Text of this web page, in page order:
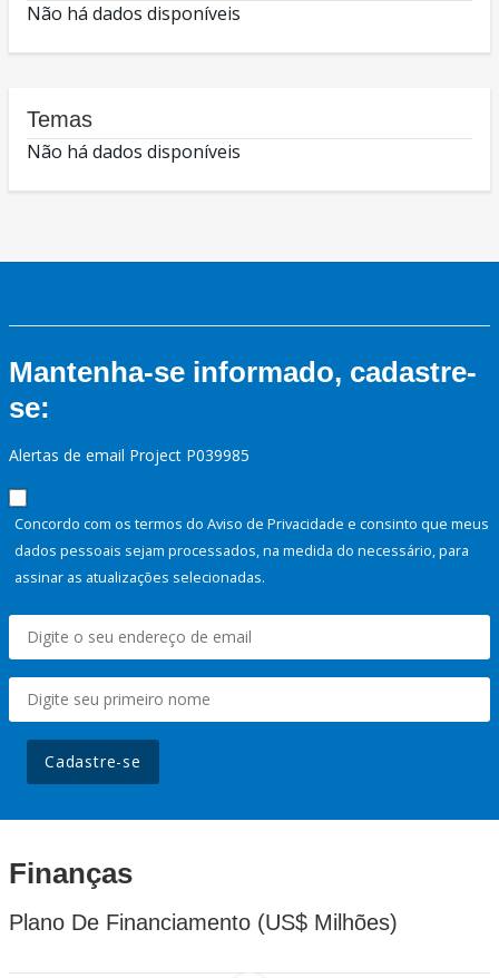
Não há dados disponíveis
Temas
Não há dados disponíveis
Mantenha-se informado, cadastre-
se:
Alertas de email Project P039985
Concordo com os termos do Aviso de Privacidade e consinto que meus
dados pessoais sejam processados, na medida do necessário, para
assinar as atualizações selecionadas.
Cadastre-se
Finanças
Plano De Financiamento (US$ Milhões)